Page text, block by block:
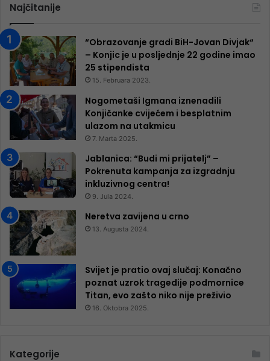
Najčitanije
“Obrazovanje gradi BiH-Jovan Divjak“
– Konjic je u posljednje 22 godine imao
25 ​​stipendista
15. Februara 2023.
Nogometaši Igmana iznenadili
Konjičanke cvijećem i besplatnim
ulazom na utakmicu
7. Marta 2025.
Jablanica: “Budi mi prijatelj” –
Pokrenuta kampanja za izgradnju
inkluzivnog centra!
9. Jula 2024.
Neretva zavijena u crno
13. Augusta 2024.
Svijet je pratio ovaj slučaj: Konačno
poznat uzrok tragedije podmornice
Titan, evo zašto niko nije preživio
16. Oktobra 2025.
Kategorije